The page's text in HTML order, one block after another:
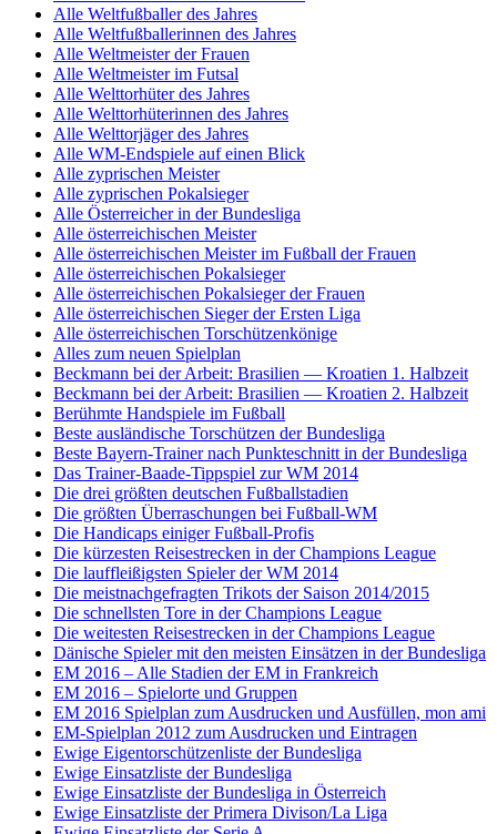
Alle Weltfußballer des Jahres
Alle Weltfußballerinnen des Jahres
Alle Weltmeister der Frauen
Alle Weltmeister im Futsal
Alle Welttorhüter des Jahres
Alle Welttorhüterinnen des Jahres
Alle Welttorjäger des Jahres
Alle WM-Endspiele auf einen Blick
Alle zyprischen Meister
Alle zyprischen Pokalsieger
Alle Österreicher in der Bundesliga
Alle österreichischen Meister
Alle österreichischen Meister im Fußball der Frauen
Alle österreichischen Pokalsieger
Alle österreichischen Pokalsieger der Frauen
Alle österreichischen Sieger der Ersten Liga
Alle österreichischen Torschützenkönige
Alles zum neuen Spielplan
Beckmann bei der Arbeit: Brasilien — Kroatien 1. Halbzeit
Beckmann bei der Arbeit: Brasilien — Kroatien 2. Halbzeit
Berühmte Handspiele im Fußball
Beste ausländische Torschützen der Bundesliga
Beste Bayern-Trainer nach Punkteschnitt in der Bundesliga
Das Trainer-Baade-Tippspiel zur WM 2014
Die drei größten deutschen Fußballstadien
Die größten Überraschungen bei Fußball-WM
Die Handicaps einiger Fußball-Profis
Die kürzesten Reisestrecken in der Champions League
Die lauffleißigsten Spieler der WM 2014
Die meistnachgefragten Trikots der Saison 2014/2015
Die schnellsten Tore in der Champions League
Die weitesten Reisestrecken in der Champions League
Dänische Spieler mit den meisten Einsätzen in der Bundesliga
EM 2016 – Alle Stadien der EM in Frankreich
EM 2016 – Spielorte und Gruppen
EM 2016 Spielplan zum Ausdrucken und Ausfüllen, mon ami
EM-Spielplan 2012 zum Ausdrucken und Eintragen
Ewige Eigentorschützenliste der Bundesliga
Ewige Einsatzliste der Bundesliga
Ewige Einsatzliste der Bundesliga in Österreich
Ewige Einsatzliste der Primera Divison/La Liga